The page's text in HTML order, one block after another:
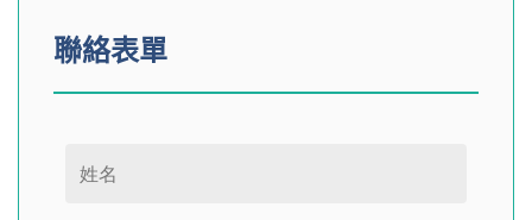
聯絡表單